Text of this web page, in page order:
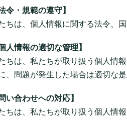
法令・規範の遵守】
ちは、個人情報に関する法令、
個人情報の適切な管理】
ちは、私たちが取り扱う個人情
、問題が発生した場合は適切な是
問い合わせへの対応】
ちは、私たちが取り扱う個人情